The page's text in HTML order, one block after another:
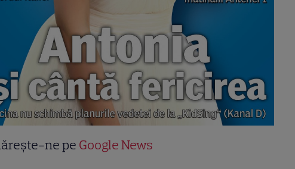
ne pe Google News